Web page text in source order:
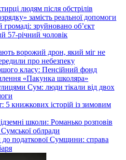
людям після обстрілів
замість реальної допомоги
зруйновано об’єкт
57-річний чоловік
ворожий дрон, який міг не
про небезпеку
класу: Пенсійний фонд
«Пакунка школяра»
Сум: люди тікали від двох
5 книжкових історій із зимовим
школи: Романько розповів
облради
податкової Сумщини: справа